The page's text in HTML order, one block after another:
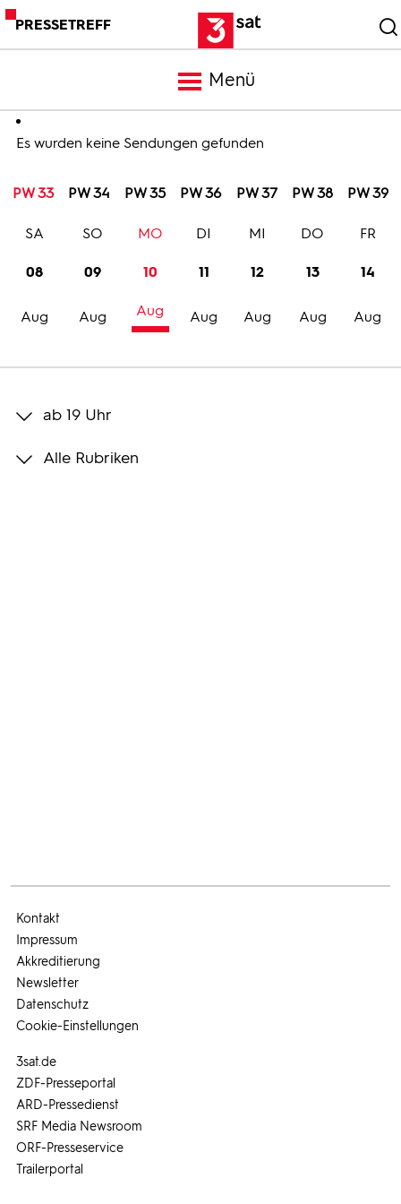
PRESSETREFF
Menü
Meldungen
Programm
Trailer
Bilder
Es wurden keine Sendungen gefunden
PW 33 PW 34 PW 35 PW 36 PW 37 PW 38 PW 39
08
Aug
SA
09
Aug
SO
10
Aug
MO
11
Aug
DI
12
Aug
MI
13
Aug
DO
14
Aug
FR
ab 19 Uhr
Alle Rubriken
3sat.de
ZDF-Presseportal
ARD-Pressedienst
SRF Media Newsroom
ORF-Presseservice
Trailerportal
Kontakt
Impressum
Akkreditierung
Newsletter
Datenschutz
Cookie-Einstellungen